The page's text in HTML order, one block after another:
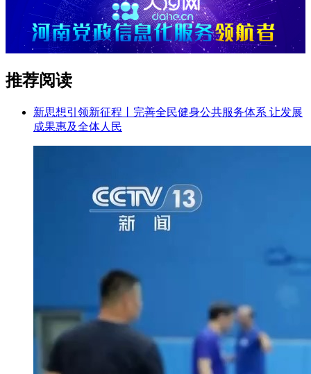
推荐阅读
新思想引领新征程丨完善全民健身公共服务体系 让发展
成果惠及全体人民